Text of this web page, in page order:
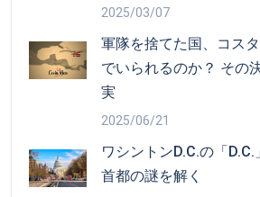
2025/03/07
軍隊を捨てた国、コス
でいられるのか？ その
実
2025/06/21
ワシントンD.C.の「
首都の謎を解く